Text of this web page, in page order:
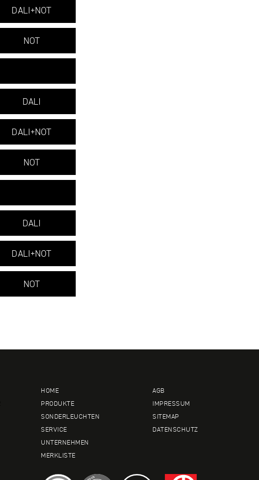
DALI+NOT
NOT
DALI
DALI+NOT
NOT
DALI
DALI+NOT
NOT
HOME
PRODUKTE
SONDERLEUCHTEN
SERVICE
UNTERNEHMEN
MERKLISTE
AGB
IMPRESSUM
SITEMAP
DATENSCHUTZ